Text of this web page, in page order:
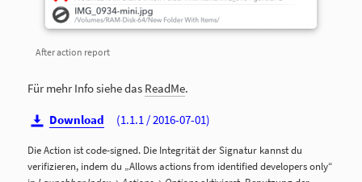
After action report
Für mehr Info siehe das ReadMe.
 Download (1.1.1 / 2016-07-01)
Die Action ist code-signed. Die Integrität der Signatur kannst du
verifizieren, indem du „Allows actions from identified developers only“